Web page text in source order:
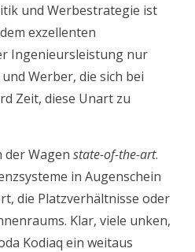
und Werbestrategie ist
exzellenten
Ingenieursleistung nur
Werber, die sich bei
Zeit, diese Unart zu
der Wagen state-of-the-art.
in Augenschein
die Platzverhältnisse oder
Klar, viele unken,
Kodiaq ein weitaus